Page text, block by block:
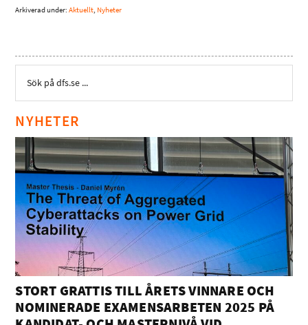
Arkiverad under:Aktuellt, Nyheter
NYHETER
STORT GRATTIS TILL ÅRETS VINNARE OCH
NOMINERADE EXAMENSARBETEN 2025 PÅ